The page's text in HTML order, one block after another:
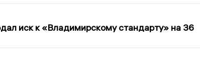
иск к «Владимирскому стандарту» на 36